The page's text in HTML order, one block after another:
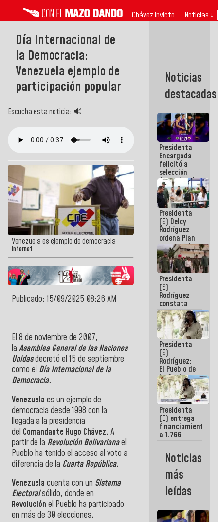
Chávez invicto Noticias ↓
Día Internacional de
la Democracia:
Venezuela ejemplo de
participación popular
Escucha esta noticia: 🔊
Venezuela es ejemplo de democracia
Internet
Publicado: 15/09/2025 08:26 AM
El 8 de noviembre de 2007,
la Asamblea General de las Naciones
Unidasdecretó el 15 de septiembre
como el Día Internacional de la
Democracia.
Venezuela es un ejemplo de
democracia desde 1998 con la
llegada a la presidencia
del Comandante Hugo Chávez. A
partir de la Revolución Bolivarianael
Pueblo ha tenido el acceso al voto a
diferencia de la Cuarta República.
Venezuela cuenta con un Sistema
Electoralsólido, donde en
Revolución el Pueblo ha participado
en más de 30 elecciones.
Noticias
destacadas
Presidenta
Encargada
felicitó a
selección
femenina de
baloncesto
por su
clasificación
a la
AmeriCup
2027
Presidenta
(E) Delcy
Rodríguez
ordena Plan
maestro de
desarrollo
logístico y
turístico
para La
Guaira
Presidenta
(E)
Rodríguez
constata
obras de
rehabilitación
de Escuela
Militar de
Mamo en La
Guaira
Presidenta
(E)
Rodríguez:
El Pueblo de
La Guaira
siempre
estará
acompañada
por el
Gobierno
Nacional
Presidenta
(E) entrega
financiamientos
a 1.766
comerciantes
emprendedores
afectados
por
terremotos
Noticias
más
leídas